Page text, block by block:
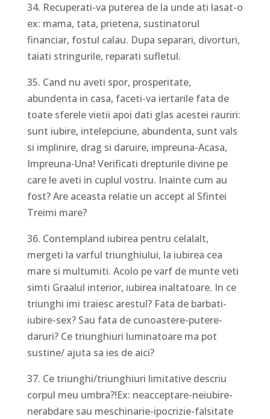
34. Recuperati-va puterea de la unde ati lasat-o
ex: mama, tata, prietena, sustinatorul
financiar, fostul calau. Dupa separari, divorturi,
taiati stringurile, reparati sufletul.
35. Cand nu aveti spor, prosperitate,
abundenta in casa, faceti-va iertarile fata de
toate sferele vietii apoi dati glas acestei rauriri:
sunt iubire, intelepciune, abundenta, sunt vals
si implinire, drag si daruire, impreuna-Acasa,
Impreuna-Una! Verificati drepturile divine pe
care le aveti in cuplul vostru. Inainte cum au
fost? Are aceasta relatie un accept al Sfintei
Treimi mare?
36. Contempland iubirea pentru celalalt,
mergeti la varful triunghiului, la iubirea cea
mare si multumiti. Acolo pe varf de munte veti
simti Graalul interior, iubirea inaltatoare. In ce
triunghi imi traiesc arestul? Fata de barbati-
iubire-sex? Sau fata de cunoastere-putere-
daruri? Ce triunghiuri luminatoare ma pot
sustine/ ajuta sa ies de aici?
37. Ce triunghi/triunghiuri limitative descriu
corpul meu umbra?!Ex: neacceptare-neiubire-
nerabdare sau meschinarie-ipocrizie-falsitate